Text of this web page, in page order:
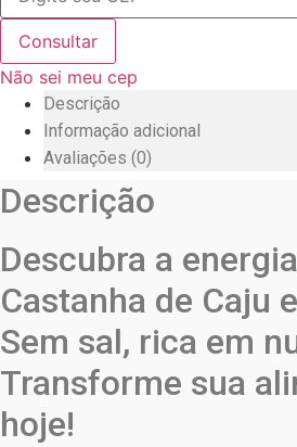
Consultar
Não sei meu cep
Descrição
Informação adicional
Avaliações (0)
Descrição
Descubra a
Castanha de Caju
Sem sal, rica em
Transforme sua
hoje!